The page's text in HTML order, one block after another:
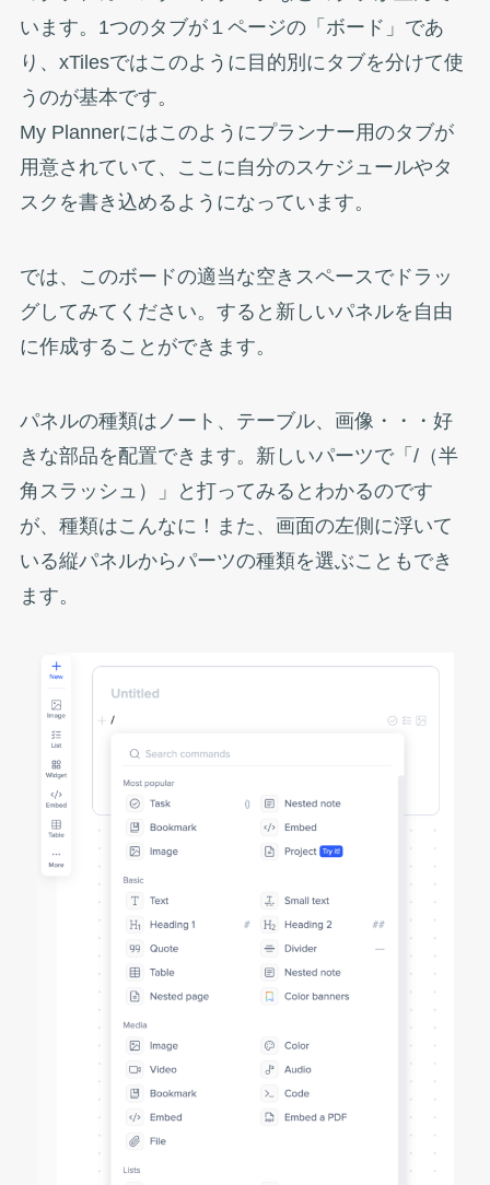
います。1つのタブが１ページの「ボード」であ
り、xTilesではこのように目的別にタブを分けて使
うのが基本です。
My Plannerにはこのようにプランナー用のタブが
用意されていて、ここに自分のスケジュールやタ
スクを書き込めるようになっています。
では、このボードの適当な空きスペースでドラッ
グしてみてください。すると新しいパネルを自由
に作成することができます。
パネルの種類はノート、テーブル、画像・・・好
きな部品を配置できます。新しいパーツで「/（半
角スラッシュ）」と打ってみるとわかるのです
が、種類はこんなに！また、画面の左側に浮いて
いる縦パネルからパーツの種類を選ぶこともでき
ます。